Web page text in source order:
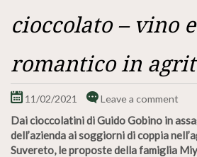
cioccolato – vino
romantico in
11/02/2021 Leave a comment
Dai cioccolatini di Guido Gobino in
dell’azienda ai soggiorni di coppia
Suvereto, le proposte della famiglia